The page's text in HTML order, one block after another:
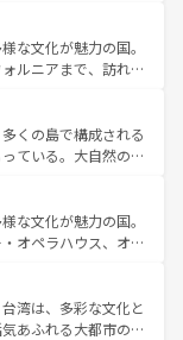
らではのユニークな
く町歩きも満喫する
物価も高いが、旅行
る。 なお、新
参照してほしい。
な文化が魅力の国。
ルニアまで、訪れる
ング、エンターテイ
だ。一方、アメリカ
ャニオンやイエロー
食が融合した独特の
域で異なる魅力を楽
を感じることができ
い。
くの島で構成される
ている。大自然の神
光地といえばオアフ
イ島やカウアイ島が
海をはじめ、豊かな
えてくれるハワイの
イアンミュージッ
がハワイの魅力を彩
な文化が魅力の国。
オペラハウス、オー
ルル（エアーズロッ
アンズの熱帯雨林な
ェやワイン、オージ
湾は、多彩な文化と
あふれる大都市の台